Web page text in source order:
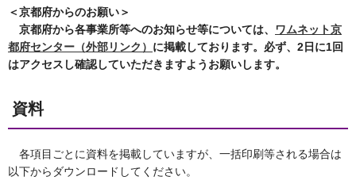
＜京都府からのお願い＞
京都府から各事業所等へのお知らせ等については、
ワムネット京
都府センター（外部リンク） に掲載しております。必ず、2日に1回
はアクセスし確認していただきますようお願いします。
資料
各項目ごとに資料を掲載していますが、一括印刷等される場合は
以下からダウンロードしてください。